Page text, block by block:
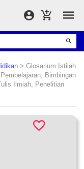
> Glosarium Istilah
Bimbingan
Ilmiah, Penelitian